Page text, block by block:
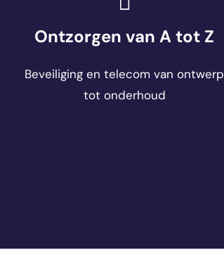
Ontzorgen van A tot Z
Beveiliging en telecom van ontwerp
tot onderhoud